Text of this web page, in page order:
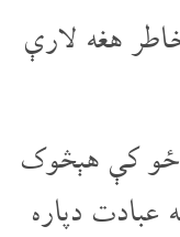
هغه لارې
کې هېڅوک
عبادت دپاره